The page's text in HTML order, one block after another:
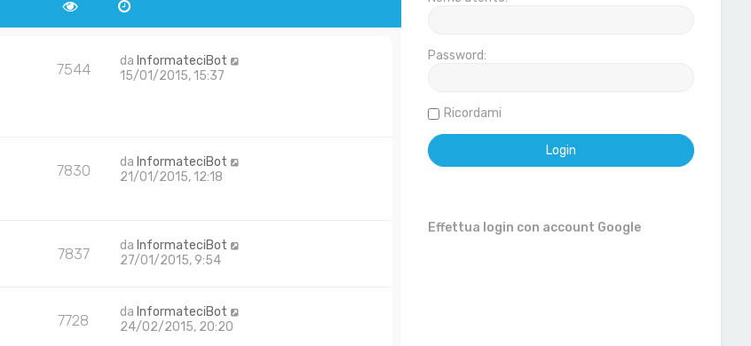
7544 da InformateciBot
15/01/2015, 15:37
7830 da InformateciBot
21/01/2015, 12:18
7837 da InformateciBot
27/01/2015, 9:54
7728 da InformateciBot
24/02/2015, 20:20
Password:
Ricordami
Effettua login con account Google